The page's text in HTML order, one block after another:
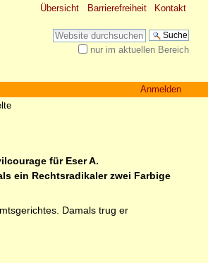
Übersicht Barrierefreiheit Kontakt
Website durchsuchen
nur im aktuellen Bereich
Anmelden
für Eser A.
ein Rechtsradikaler zwei Farbige
Damals trug er